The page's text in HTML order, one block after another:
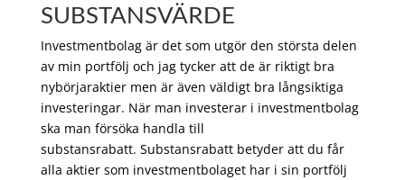
SUBSTANSVÄRDE
Investmentbolag är det som utgör den största delen
av min portfölj och jag tycker att de är riktigt bra
nybörjaraktier men är även väldigt bra långsiktiga
investeringar. När man investerar i investmentbolag
ska man försöka handla till
substansrabatt. Substansrabatt betyder att du får
alla aktier som investmentbolaget har i sin portfölj